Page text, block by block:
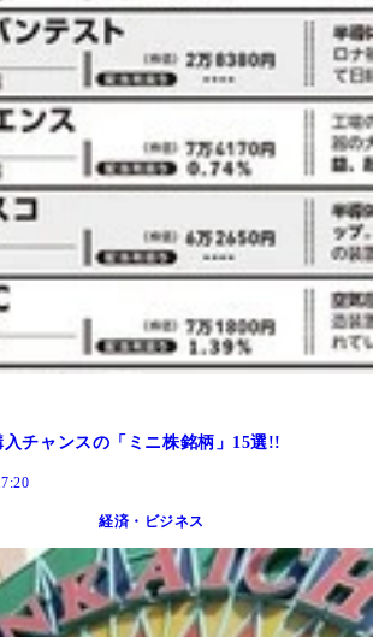
チャンスの「ミニ株銘柄」15選!!
経済・ビジネス